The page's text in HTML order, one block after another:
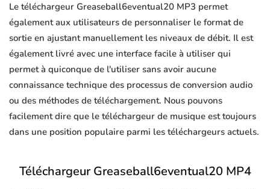
Le téléchargeur Greaseball6eventual20 MP3 permet
également aux utilisateurs de personnaliser le format de
sortie en ajustant manuellement les niveaux de débit. Il est
également livré avec une interface facile à utiliser qui
permet à quiconque de l'utiliser sans avoir aucune
connaissance technique des processus de conversion audio
ou des méthodes de téléchargement. Nous pouvons
facilement dire que le téléchargeur de musique est toujours
dans une position populaire parmi les téléchargeurs actuels.
Téléchargeur Greaseball6eventual20 MP4